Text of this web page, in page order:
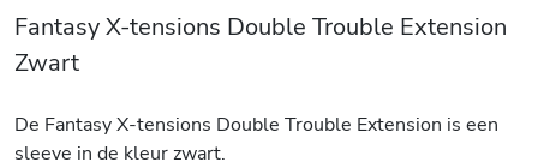
Fantasy X-tensions Double Trouble Extension
Zwart
De Fantasy X-tensions Double Trouble Extension is een
sleeve in de kleur zwart.